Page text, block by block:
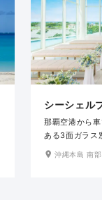
シーシェル
那覇空港から
ある3面ガラス
放感抜群のチ
が一望でき、
沖縄本島 南